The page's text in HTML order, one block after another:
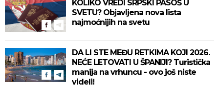
KOLIKO VREDI SRPSKI PASOŠ U
SVETU? Objavljena nova lista
najmoćnijih na svetu
DA LI STE MEĐU RETKIMA KOJI 2026.
NEĆE LETOVATI U ŠPANIJI? Turistička
manija na vrhuncu - ovo još niste
videli!